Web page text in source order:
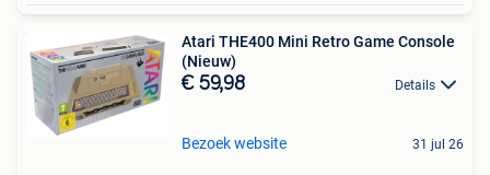
Atari THE400 Mini Retro Game Console
(Nieuw)
€ 59,98 Details
Bezoek website 31 jul 26